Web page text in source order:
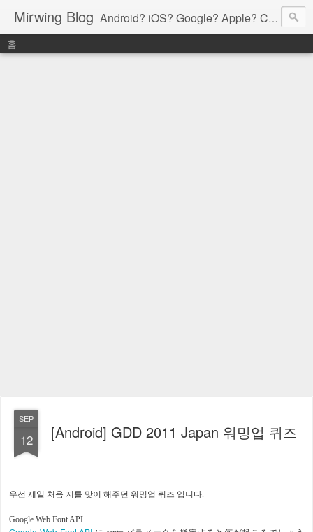
Mirwing Blog Android? iOS? Google? Apple? C? Java? Go? Python? Etc....ioi
홈
SEP
12 [Android] GDD 2011 Japan 워밍업 퀴즈
우선 제일 처음 저를 맞이 해주던 워밍업 퀴즈 입니다.
Google Web Font API